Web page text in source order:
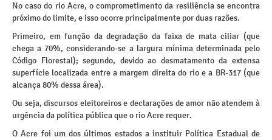
No caso do rio Acre, o comprometimento da resiliência se encontra
próximo do limite, e isso ocorre principalmente por duas razões.
Primeiro, em função da degradação da faixa de mata ciliar (que
chega a 70%, considerando-se a largura mínima determinada pelo
Código Florestal); segundo, devido ao desmatamento da extensa
superfície localizada entre a margem direita do rio e a BR-317 (que
alcança 80% dessa área).
Ou seja, discursos eleitoreiros e declarações de amor não atendem à
urgência da política pública que o rio Acre requer.
O Acre foi um dos últimos estados a instituir Política Estadual de